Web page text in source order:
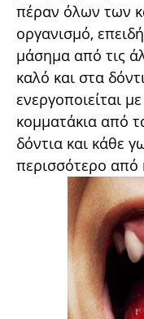
πέραν όλων των
οργανισμό,
μάσημα από τις
καλό και στα
ενεργοποιείται
κομματάκια από
δόντια και κάθε
περισσότερο